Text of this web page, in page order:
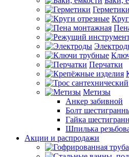
Герметики
Перчатки
Метизы
Анкер забивной
Болт
Гайка
Шпилька
Акции и распродажи